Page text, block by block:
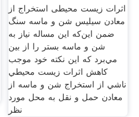
اثرات زیست محیطی استخراج از
معادن سیلیس شن و ماسه سنگ
ضمن اين‌كه اين مساله نياز به
شن و ماسه بستر را از بين
مي‌برد كه اين نكته خود موجب
كاهش اثرات زيست محيطي
ناشي از استخراج شن و ماسه از
معادن حمل و نقل به محل مورد
نظر